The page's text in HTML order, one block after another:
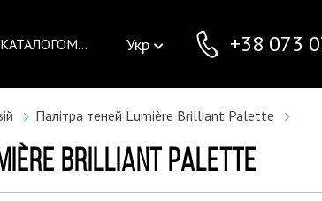
Укр +38 073
Палітра теней Lumière Brilliant Palette
BRILLIANT PALETTE